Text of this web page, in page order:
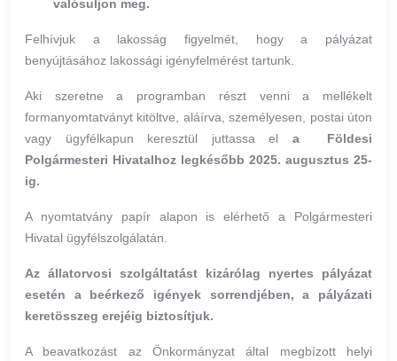
valósuljon meg.
Felhívjuk a lakosság figyelmét, hogy a pályázat
benyújtásához lakossági igényfelmérést tartunk.
Aki szeretne a programban részt venni a mellékelt
formanyomtatványt kitöltve, aláírva, személyesen, postai úton
vagy ügyfélkapun keresztül juttassa el a Földesi
Polgármesteri Hivatalhoz legkésőbb 2025. augusztus 25-
ig.
A nyomtatvány papír alapon is elérhető a Polgármesteri
Hivatal ügyfélszolgálatán.
Az állatorvosi szolgáltatást kizárólag nyertes pályázat
esetén
a beérkező igények sorrendjében, a pályázati
keretösszeg erejéig biztosítjuk.
A beavatkozást az Önkormányzat által megbízott helyi